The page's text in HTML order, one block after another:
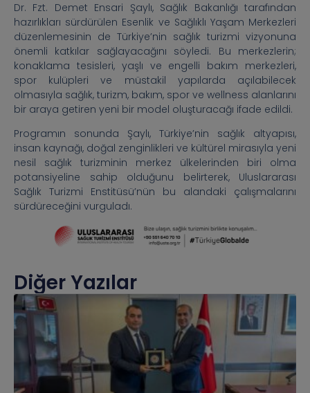
Dr. Fzt. Demet Ensari Şaylı, Sağlık Bakanlığı tarafından
hazırlıkları sürdürülen Esenlik ve Sağlıklı Yaşam Merkezleri
düzenlemesinin de Türkiye’nin sağlık turizmi vizyonuna
önemli katkılar sağlayacağını söyledi. Bu merkezlerin;
konaklama tesisleri, yaşlı ve engelli bakım merkezleri,
spor kulüpleri ve müstakil yapılarda açılabilecek
olmasıyla sağlık, turizm, bakım, spor ve wellness alanlarını
bir araya getiren yeni bir model oluşturacağı ifade edildi.
Programın sonunda Şaylı, Türkiye’nin sağlık altyapısı,
insan kaynağı, doğal zenginlikleri ve kültürel mirasıyla yeni
nesil sağlık turizminin merkez ülkelerinden biri olma
potansiyeline sahip olduğunu belirterek, Uluslararası
Sağlık Turizmi Enstitüsü’nün bu alandaki çalışmalarını
sürdüreceğini vurguladı.
Diğer Yazılar